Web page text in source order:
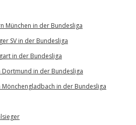
München in der Bundesliga
SV in der Bundesliga
in der Bundesliga
in der Bundesliga
in der Bundesliga